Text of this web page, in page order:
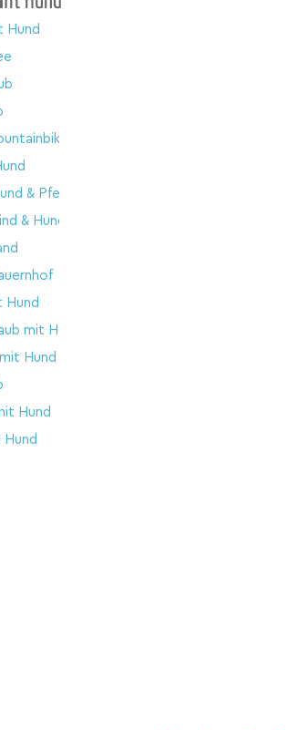
Hund
& Pferd
& Hund
Hund
mit Hund
Hund
Hund